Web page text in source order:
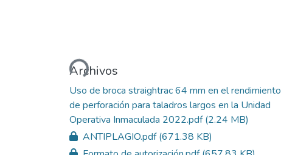
Cargando...
Archivos
Uso de broca straightrac 64 mm en el rendimiento
de perforación para taladros largos en la Unidad
Operativa Inmaculada 2022.pdf(2.24 MB)
ANTIPLAGIO.pdf(671.38 KB)